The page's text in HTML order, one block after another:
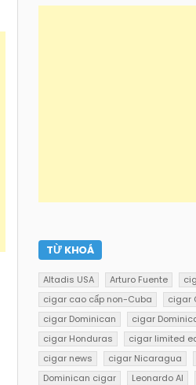
TỪ KHOÁ
Altadis USA Arturo Fuente
cigar cao cấp non-Cuba
cigar
cigar Dominican
cigar
cigar Honduras
cigar limited
cigar news
cigar Nicaragua
Dominican cigar
Leonardo AI